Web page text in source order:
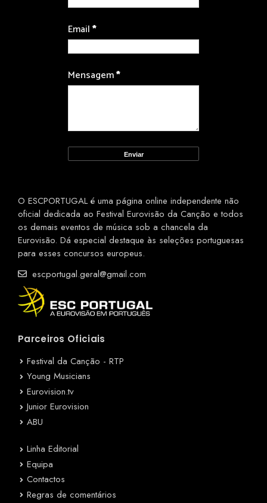
Email*
Mensagem*
O ESCPORTUGAL é uma página online independente não
oficial dedicada ao Festival Eurovisão da Canção e todos
os demais eventos de música sob a chancela da
Eurovisão. Dá especial destaque às seleções portuguesas
para esses concursos europeus.
escportugal.geral@gmail.com
Parceiros Oficiais
Festival da Canção - RTP
Young Musicians
Eurovision.tv
Junior Eurovision
ABU
Linha Editorial
Equipa
Contactos
Regras de comentários